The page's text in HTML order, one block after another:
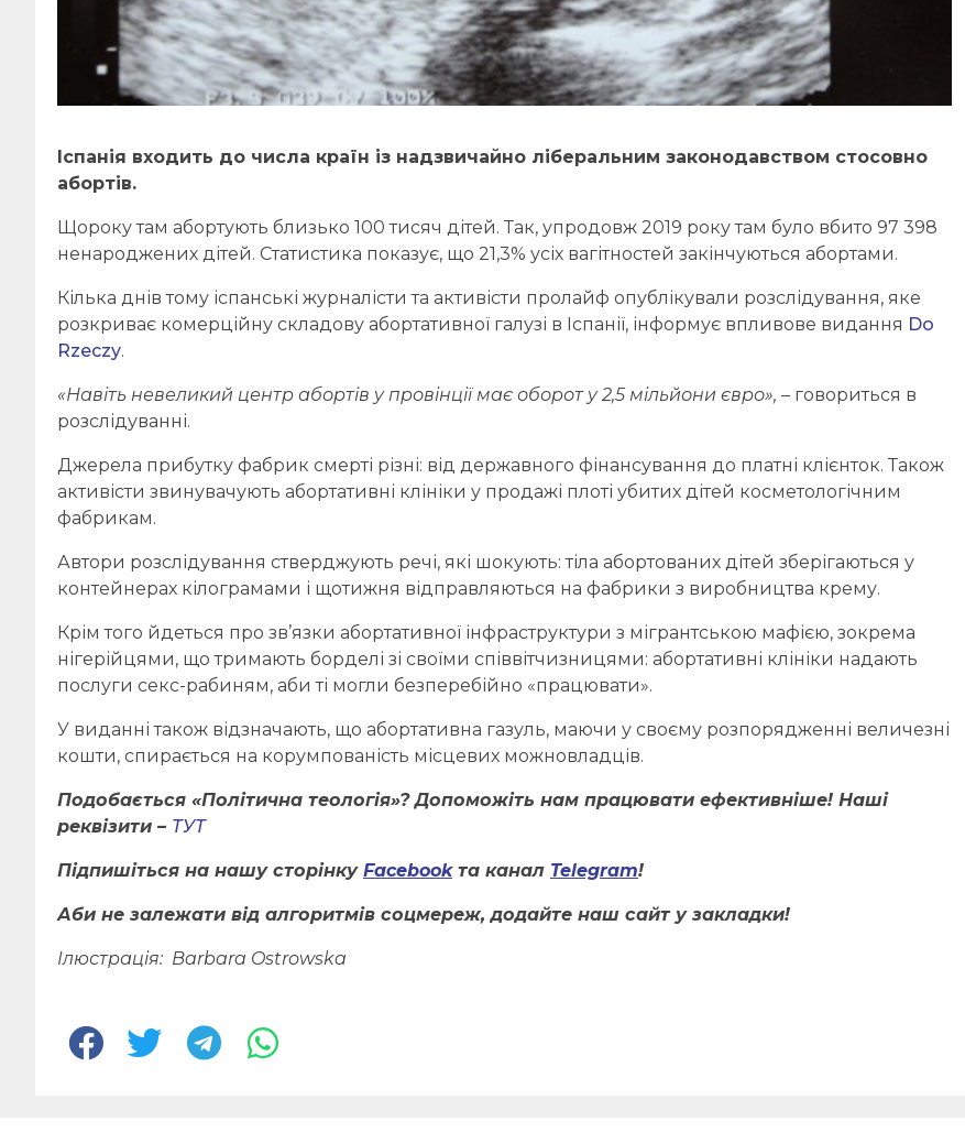
Іспанія входить до числа країн із надзвичайно ліберальним законодавством стосовно
абортів.
Щороку там абортують близько 100 тисяч дітей. Так, упродовж 2019 року там було вбито 97 398
ненароджених дітей. Статистика показує, що 21,3% усіх вагітностей закінчуються абортами.
Кілька днів тому іспанські журналісти та активісти пролайф опублікували розслідування, яке
розкриває комерційну складову абортативної галузі в Іспанії, інформує впливове видання Do
Rzeczy.
«Навіть невеликий центр абортів у провінції має оборот у 2,5 мільйони євро», – говориться в
розслідуванні.
Джерела прибутку фабрик смерті різні: від державного фінансування до платні клієнток. Також
активісти звинувачують абортативні клініки у продажі плоті убитих дітей косметологічним
фабрикам.
Автори розслідування стверджують речі, які шокують: тіла абортованих дітей зберігаються у
контейнерах кілограмами і щотижня відправляються на фабрики з виробництва крему.
Крім того йдеться про зв’язки абортативної інфраструктури з мігрантською мафією, зокрема
нігерійцями, що тримають борделі зі своїми співвітчизницями: абортативні клініки надають
послуги секс-рабиням, аби ті могли безперебійно «працювати».
У виданні також відзначають, що абортативна газуль, маючи у своєму розпорядженні величезні
кошти, спирається на корумпованість місцевих можновладців.
Подобається «Політична теологія»? Допоможіть нам працювати ефективніше! Наші
реквізити – ТУТ
Підпишіться на нашу сторінку Facebookта канал Telegram!
Аби не залежати від алгоритмів соцмереж, додайте наш сайт у закладки!
Ілюстрація: Barbara Ostrowska